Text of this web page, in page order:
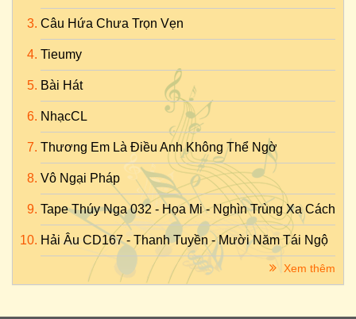
Câu Hứa Chưa Trọn Vẹn
Tieumy
Bài Hát
NhạcCL
Thương Em Là Điều Anh Không Thể Ngờ
Vô Ngại Pháp
Tape Thúy Nga 032 - Họa Mi - Nghìn Trùng Xa Cách
Hải Âu CD167 - Thanh Tuyền - Mười Năm Tái Ngộ
Xem thêm